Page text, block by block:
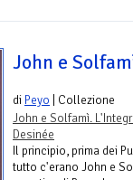
John e
di Peyo | Collezione
John e Solfamì.
Desinée
Il principio, prima dei
tutto c'erano John e